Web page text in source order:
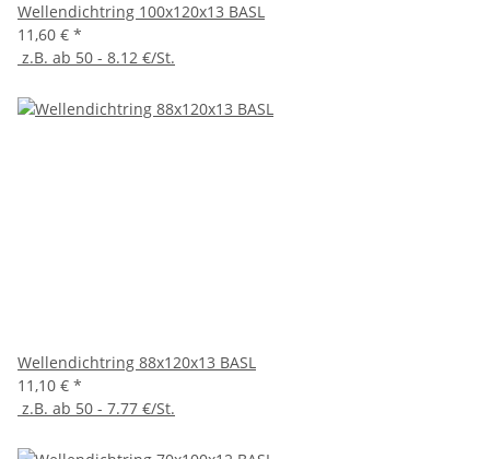
Wellendichtring 100x120x13 BASL
11,60 € *
z.B. ab 50 - 8.12 €/St.
Wellendichtring 88x120x13 BASL
11,10 € *
z.B. ab 50 - 7.77 €/St.